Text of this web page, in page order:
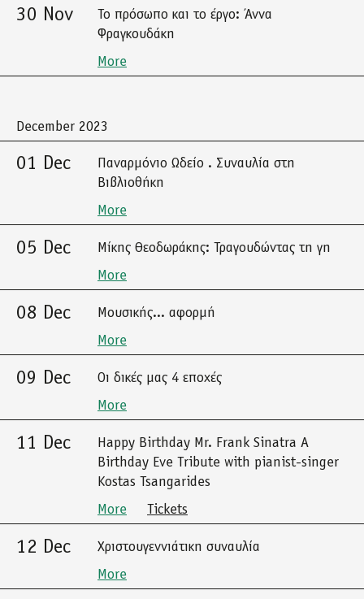
30 Nov
Το πρόσωπο και το έργο: Άννα
Φραγκουδάκη
More
December 2023
01 Dec
Παναρμόνιο Ωδείο . Συναυλία στη
Βιβλιοθήκη
More
05 Dec
Μίκης Θεοδωράκης: Τραγουδώντας τη γη
More
08 Dec
Μουσικής... αφορμή
More
09 Dec
Οι δικές μας 4 εποχές
More
11 Dec
Happy Birthday Mr. Frank Sinatra A
Birthday Eve Tribute with pianist-singer
Kostas Tsangarides
More
Tickets
12 Dec
Χριστουγεννιάτικη συναυλία
More